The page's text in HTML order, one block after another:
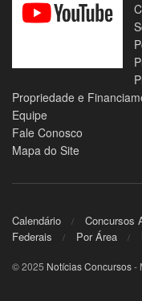
Propriedade e
Equipe
Fale Conosco
Mapa do Site
Calendário Concursos
Federais
Por Área
© 2025 Notícias Concursos-